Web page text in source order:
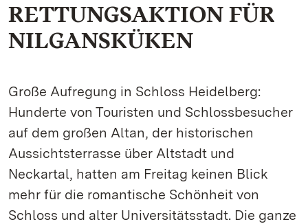
RETTUNGSAKTION FÜR
NILGANSKÜKEN
Große Aufregung in Schloss Heidelberg:
Hunderte von Touristen und Schlossbesucher
auf dem großen Altan, der historischen
Aussichtsterrasse über Altstadt und
Neckartal, hatten am Freitag keinen Blick
mehr für die romantische Schönheit von
Schloss und alter Universitätsstadt. Die ganze